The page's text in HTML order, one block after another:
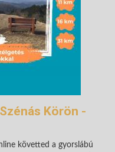
Körön -
követted a gyorslábú